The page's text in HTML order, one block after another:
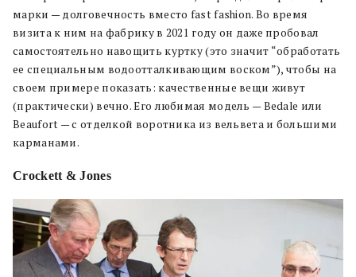
марки — долговечность вместо fast fashion. Во время
визита к ним на фабрику в 2021 году он даже пробовал
самостоятельно навощить куртку (это значит “обработать
ее специальным водоотталкивающим воском”), чтобы на
своем примере показать: качественные вещи живут
(практически) вечно. Его любимая модель — Bedale или
Beaufort — с отделкой воротника из вельвета и большими
карманами.
Crockett & Jones